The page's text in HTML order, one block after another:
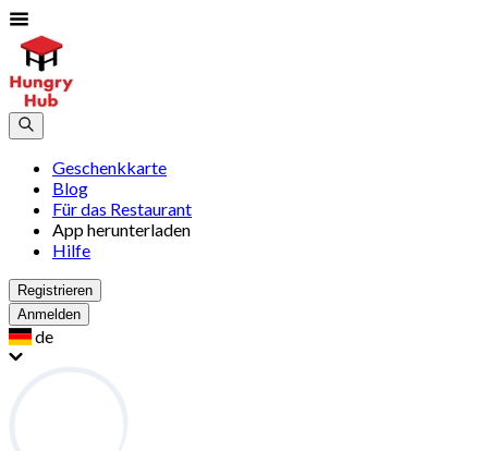
Geschenkkarte
Blog
Für das Restaurant
App herunterladen
Hilfe
Registrieren
Anmelden
de